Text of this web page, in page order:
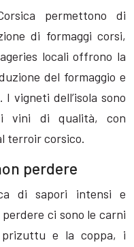
permettono di
di formaggi corsi,
locali offrono la
del formaggio e
vigneti dell’isola sono
vini di qualità, con
terroir corsico.
perdere
di sapori intensi e
ci sono le carni
e la coppa, i